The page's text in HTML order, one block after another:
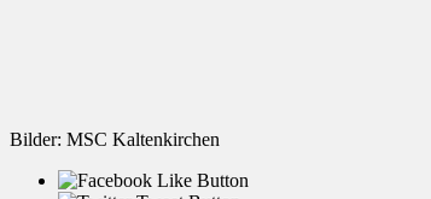
Bilder: MSC Kaltenkirchen